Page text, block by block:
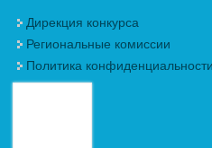
Дирекция конкурса
Региональные комиссии
Политика конфиденциальности